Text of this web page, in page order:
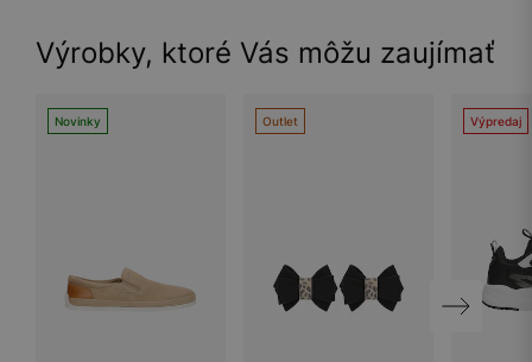
Výrobky, ktoré Vás môžu zaujímať
Novinky Outlet Výpredaj